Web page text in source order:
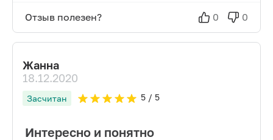
Отзыв полезен? 0 0
Жанна
18.12.2020
Засчитан 5/ 5
Интересно и понятно